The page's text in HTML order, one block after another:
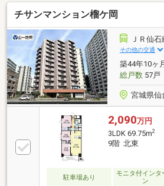
採用ゆとりある廊下■約22帖の
てもゆとりある生活空間■1台駐
制限有【リフォーム履歴】令和
ー新規交換等令和2年12月完成
規取付、フローリング新規張替
ロス（壁・天井）新規貼替え・
新規交換・キッチン：ガスコン
ード新規交換
チサンマンション榴ケ岡
ＪＲ仙
その他の交通
築44年10ヶ
総戸数57戸
宮城県仙
2,090万円
3LDK 69.75m2
9階 北東
駐車場あり
モニタ付インタ
ン